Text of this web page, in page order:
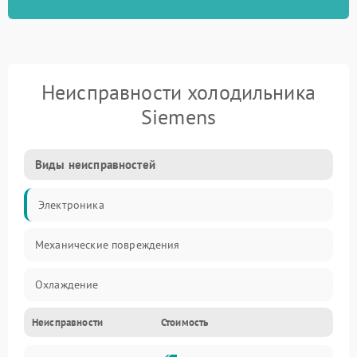
Неисправности холодильника
Siemens
Виды неисправностей
Электроника
Механические повреждения
Охлаждение
Механика
Неисправности Стоимость